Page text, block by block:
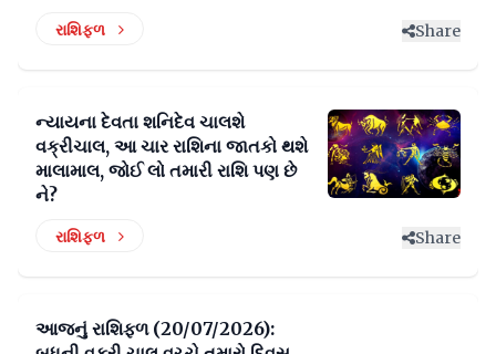
રાશિફળ Share
ન્યાયના દેવતા શનિદેવ ચાલશે
વક્રીચાલ, આ ચાર રાશિના જાતકો થશે
માલામાલ, જોઈ લો તમારી રાશિ પણ છે
ને?
રાશિફળ Share
આજનું રાશિફળ (20/07/2026):